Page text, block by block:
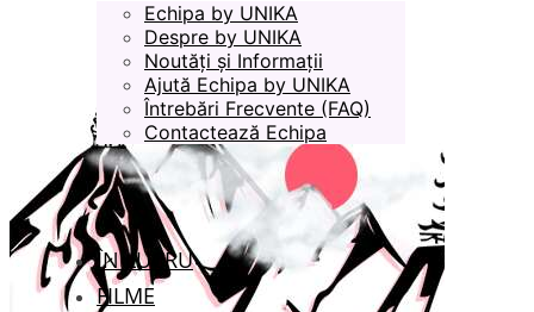
Echipa by UNIKA
Despre by UNIKA
Noutăți și Informații
Ajută Echipa by UNIKA
Întrebări Frecvente (FAQ)
Contactează Echipa
ÎN LUCRU
FILME